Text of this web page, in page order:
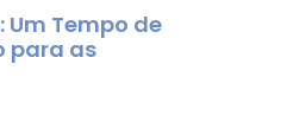
Um Tempo de
para as